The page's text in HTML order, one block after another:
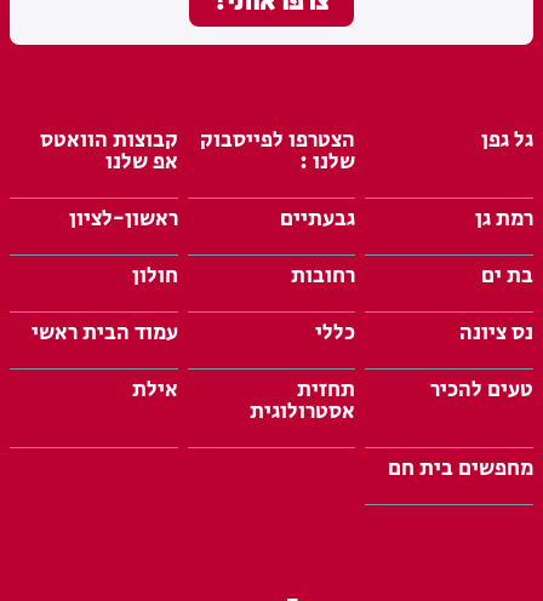
גל גפן הצטרפו לפייסבוק
שלנו :
קבוצות הוואטס
אפ שלנו
רמת גן
גבעתיים
ראשון-לציון
בת ים
רחובות
חולון
נס ציונה
כללי
עמוד הבית ראשי
טעים להכיר
תחזית
אסטרולוגית
אילת
מחפשים בית חם